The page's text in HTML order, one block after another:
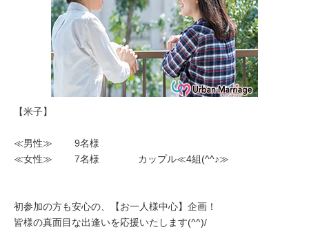
【米子】
≪男性≫ 9名様
≪女性≫ 7名様 カップル≪4組(^^♪≫
初参加の方も安心の、【お一人様中心】企画！
皆様の真面目な出逢いを応援いたします(^^)/